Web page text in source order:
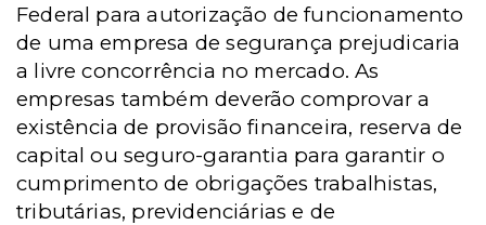
Federal para autorização de funcionamento
de uma empresa de segurança prejudicaria
a livre concorrência no mercado. As
empresas também deverão comprovar a
existência de provisão financeira, reserva de
capital ou seguro-garantia para garantir o
cumprimento de obrigações trabalhistas,
tributárias, previdenciárias e de